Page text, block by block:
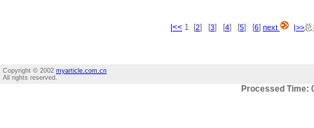
|<< 1 [2] [3] [4] [5] [6] next |>>
Copyright © 2002 myarticle.com.cn
All rights reserved.
Processed Time: